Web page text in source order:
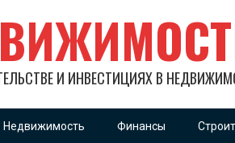
И ИНВЕСТИЦИЯХ В
Недвижимость Финансы